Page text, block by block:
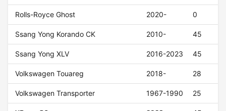
Rolls-Royce Ghost 2020- 0
Ssang Yong Korando CK 2010- 45
Ssang Yong XLV 2016-2023 45
Volkswagen Touareg 2018- 28
Volkswagen Transporter 1967-1990 25